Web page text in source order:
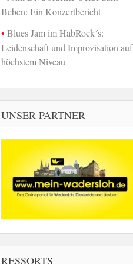
Beben: Ein Konzertbericht
Blues Jam im HabRock´s:
Leidenschaft und Improvisation auf
höchstem Niveau
UNSER PARTNER
RESSORTS